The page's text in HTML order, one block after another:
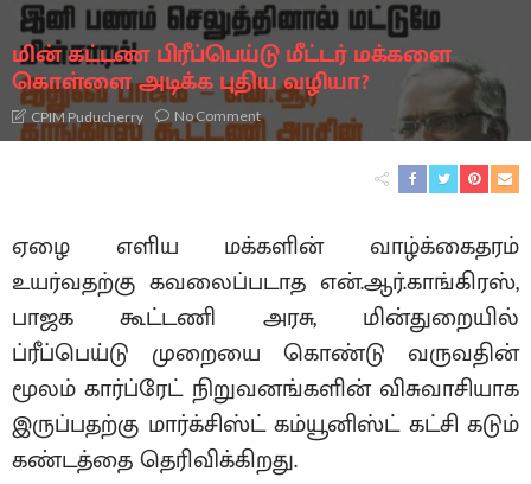
மின் கட்டண பிரீப்பெய்டு மீட்டர் மக்களை
கொள்ளை அடிக்க புதிய வழியா?
CPIM Puducherry No Comment
ஏழை எளிய மக்களின் வாழ்க்கைதரம்
உயர்வதற்கு கவலைப்படாத என்.ஆர்.காங்கிரஸ்,
பாஜக கூட்டணி அரசு, மின்துறையில்
ப்ரீப்பெய்டு முறையை கொண்டு வருவதின்
மூலம் கார்ப்ரேட் நிறுவனங்களின் விசுவாசியாக
இருப்பதற்கு மார்க்சிஸ்ட் கம்யூனிஸ்ட் கட்சி கடும்
கண்டத்தை தெரிவிக்கிறது.